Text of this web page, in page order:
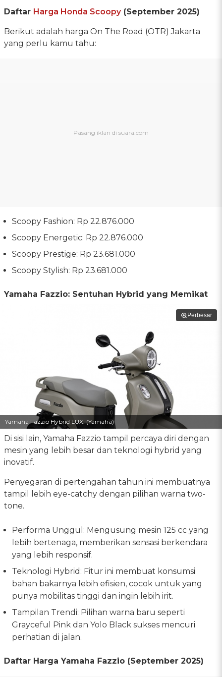
Daftar Harga Honda Scoopy(September 2025)
Berikut adalah harga On The Road (OTR) Jakarta
yang perlu kamu tahu:
Scoopy Fashion: Rp 22.876.000
Scoopy Energetic: Rp 22.876.000
Scoopy Prestige: Rp 23.681.000
Scoopy Stylish: Rp 23.681.000
Yamaha Fazzio: Sentuhan Hybrid yang Memikat
Perbesar
Yamaha Fazzio Hybrid LUX. (Yamaha)
Di sisi lain, Yamaha Fazzio tampil percaya diri dengan
mesin yang lebih besar dan teknologi hybrid yang
inovatif.
Penyegaran di pertengahan tahun ini membuatnya
tampil lebih eye-catchy dengan pilihan warna two-
tone.
Performa Unggul: Mengusung mesin 125 cc yang
lebih bertenaga, memberikan sensasi berkendara
yang lebih responsif.
Teknologi Hybrid: Fitur ini membuat konsumsi
bahan bakarnya lebih efisien, cocok untuk yang
punya mobilitas tinggi dan ingin lebih irit.
Tampilan Trendi: Pilihan warna baru seperti
Grayceful Pink dan Yolo Black sukses mencuri
perhatian di jalan.
Daftar Harga Yamaha Fazzio (September 2025)